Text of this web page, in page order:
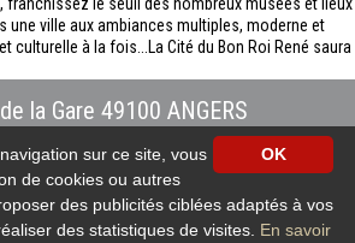
une ville aux ambiances multiples, moderne et
culturelle à la fois...La Cité du Bon Roi René saura
la Gare 49100 ANGERS
info@hotel-angers.fr
angers.com
Site internet E-comouest - ANGERS
site- Galerie photos-Protection des données
personnelles
Nos flux RSS
OK
sur ce site, vous
de cookies ou autres
des publicités ciblées adaptés à vos
des statistiques de visites. En savoir